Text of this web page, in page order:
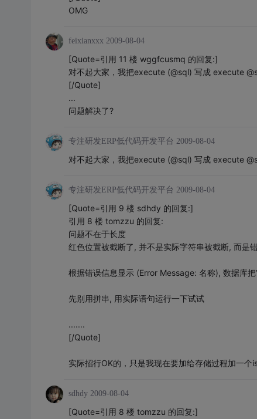
OMG
feixianxxx 2009-08-04
[Quote=引用 11 楼 wggfcusmq 的回复:]
对不起大家，我把execute (@sql) 写成 execute
[/Quote]
...
问题解决了?
专注研发ERP低代码开发平台 2009-08-04
对不起大家，我把execute (@sql) 写成 execute
专注研发ERP低代码开发平台 2009-08-04
[Quote=引用 9 楼 sdhdy 的回复:]
引用 8 楼 tomzzu 的回复:
问题不在于长度
红色位置被截断了, 并不是实际字符串被截断, 而是
根据错误信息显示 (Error Message: 名称), 数据库
先别用拼串, 用实际语句运行一下试试
.......
[/Quote]
实际招行OK的，只是我现在要加给存储过程加一个
sdhdy 2009-08-04
[Quote=引用 8 楼 tomzzu 的回复:]